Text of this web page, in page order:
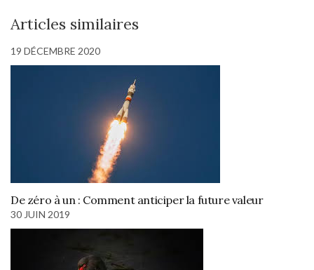
Articles similaires
19 DÉCEMBRE 2020
De zéro à un : Comment anticiper la future valeur
30 JUIN 2019